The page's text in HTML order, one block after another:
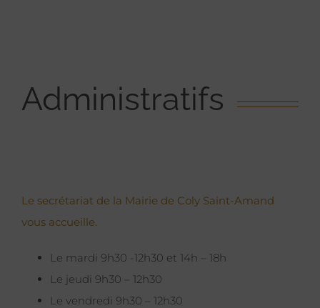
Administratifs
Le secrétariat de la Mairie de Coly Saint-Amand
vous accueille.
Le mardi 9h30 -12h30 et 14h – 18h
Le jeudi 9h30 – 12h30
Le vendredi 9h30 – 12h30